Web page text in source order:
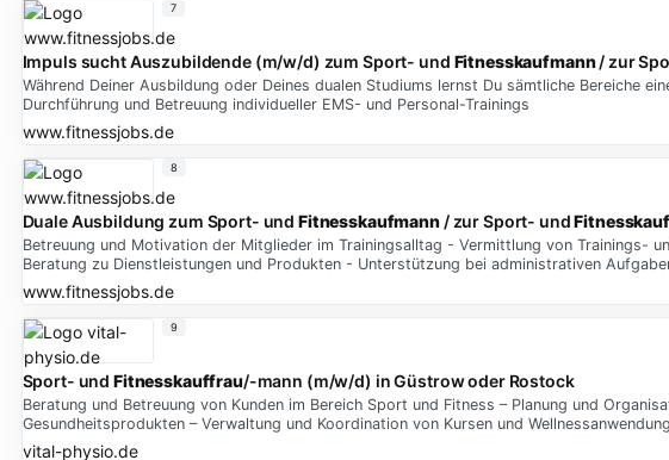
Impuls sucht Auszubildende (m/w/d) zum Sport- und Fitnesskaufmann/ zur
Während Deiner Ausbildung oder Deines dualen Studiums lernst Du sämtliche Bereiche
Durchführung und Betreuung individueller EMS- und Personal-Trainings
www.fitnessjobs.de
7
Duale Ausbildung zum Sport- undFitnesskaufmann/ zur Sport- und
Betreuung und Motivation der Mitglieder im Trainingsalltag - Vermittlung von Trainings-
Beratung zu Dienstleistungen und Produkten - Unterstützung bei administrativen
www.fitnessjobs.de
8
Sport- und Fitnesskauffrau/-mann (m/w/d) in Güstrow oder Rostock
Beratung und Betreuung von Kunden im Bereich Sport und Fitness – Planung und
Gesundheitsprodukten – Verwaltung und Koordination von Kursen und
vital-physio.de
9